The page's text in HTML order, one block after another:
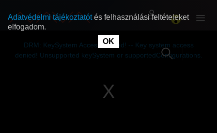
RÓLUNK
RÓLUNK
DRM: KeySystem Access Denied! -- Key system access
denied! Unsupported keySystem or supportedConfigurations.
Adatvédelmi tájékoztatótés felhasználási feltételeket
elfogadom.
OK